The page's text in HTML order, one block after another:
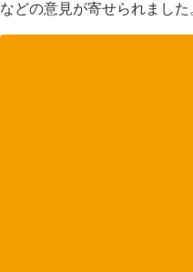
などの意見が寄せられました